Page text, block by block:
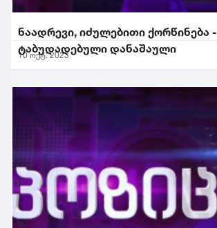
ნაადრევი, იძულებითი ქორწინება -
ტაბუდადებული დანაშაული
10 ოქტ. 2023